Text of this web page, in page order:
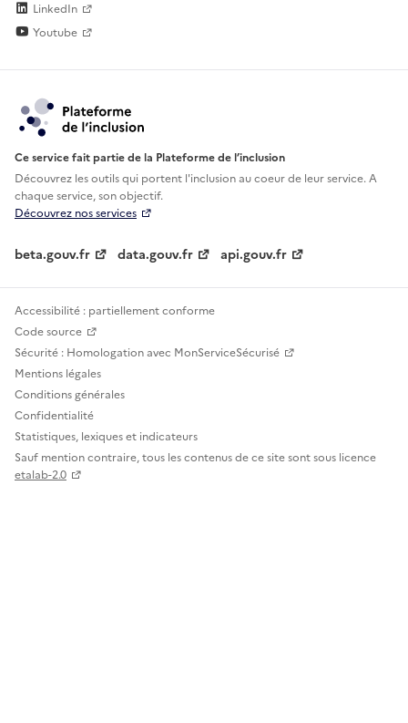
LinkedIn
Youtube
Ce service fait partie de la Plateforme de l’inclusion
Découvrez les outils qui portent l'inclusion aucoeur de leur service. A
chaque service, son objectif.
Découvrez nos services
beta.gouv.fr data.gouv.fr api.gouv.fr
Accessibilité : partiellement conforme
Code source
Sécurité : Homologation avec MonServiceSécurisé
Mentions légales
Conditions générales
Confidentialité
Statistiques, lexiques et indicateurs
Sauf mention contraire, tous les contenus de ce site sont sous licence
etalab-2.0